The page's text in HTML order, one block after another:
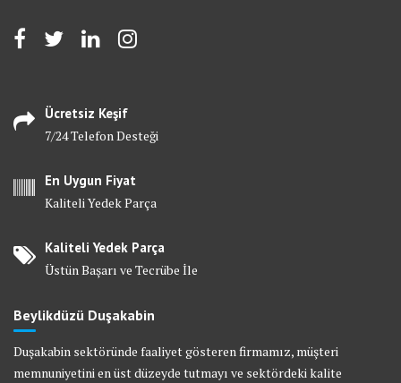
Ücretsiz Keşif
7/24 Telefon Desteği
En Uygun Fiyat
Kaliteli Yedek Parça
Kaliteli Yedek Parça
Üstün Başarı ve Tecrübe İle
Beylikdüzü Duşakabin
Duşakabin sektöründe faaliyet gösteren firmamız, müşteri
memnuniyetini en üst düzeyde tutmayı ve sektördeki kalite